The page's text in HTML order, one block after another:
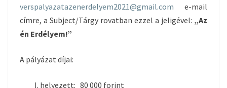
verspalyazatazenerdelyem2021@gmail.com e-mail
címre, a Subject/Tárgy rovatban ezzel a jeligével: „Az
én Erdélyem!”
A pályázat díjai:
helyezett: 80 000 forint